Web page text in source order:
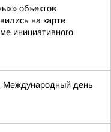
объектов
на карте
инициативного
Международный день